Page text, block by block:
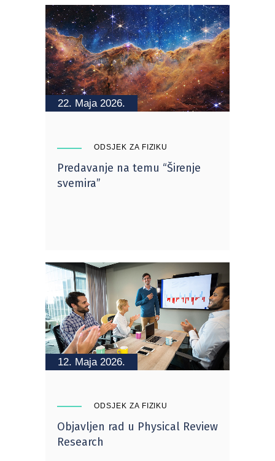
22. Maja 2026.
ODSJEK ZA FIZIKU
Predavanje na temu “Širenje
svemira”
12. Maja 2026.
ODSJEK ZA FIZIKU
Objavljen rad u Physical Review
Research